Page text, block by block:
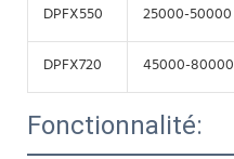
DPFX550 25000-50000
DPFX720 45000-80000
Fonctionnalité: